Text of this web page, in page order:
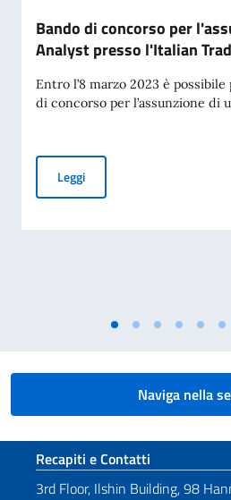
Bando di concorso per
Analyst presso l'Italian
Entro l’8 marzo 2023 è
di concorso per l’assunzione di
LeggiBando di concorso per
Naviga nella
Sezione footer
Recapiti e Contatti
3rd Floor, Ilshin Building, 98